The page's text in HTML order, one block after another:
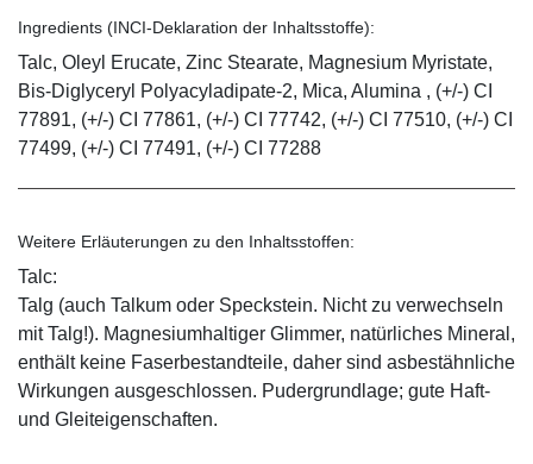
Ingredients (INCI-Deklaration der Inhaltsstoffe):
Talc, Oleyl Erucate, Zinc Stearate, Magnesium Myristate,
Bis-Diglyceryl Polyacyladipate-2, Mica, Alumina , (+/-) CI
77891, (+/-) CI 77861, (+/-) CI 77742, (+/-) CI 77510, (+/-) CI
77499, (+/-) CI 77491, (+/-) CI 77288
Weitere Erläuterungen zu den Inhaltsstoffen:
Talc:
Talg (auch Talkum oder Speckstein. Nicht zu verwechseln
mit Talg!). Magnesiumhaltiger Glimmer, natürliches Mineral,
enthält keine Faserbestandteile, daher sind asbestähnliche
Wirkungen ausgeschlossen. Pudergrundlage; gute Haft-
und Gleiteigenschaften.